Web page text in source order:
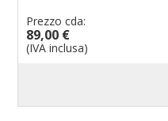
Prezzo cda:
89,00 €
(IVA inclusa)